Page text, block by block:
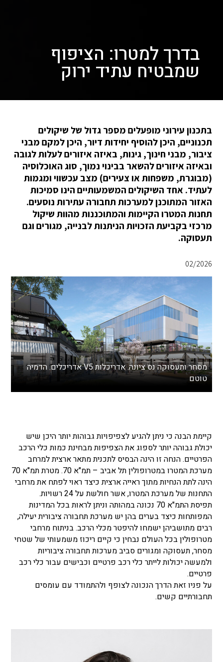
בדרך למטרו: הציפוף
שמבטיח עתיד ירוק
בתכנון עירוני מופעלים מספר גדול של שיקולים
תכנוניים, היכן להוסיף יחידות דיור, היכן למקם מבני
ציבור, מבני חינוך, גינות, באיזה איזורים לעלות לגובה
ובאיזה איזורים להשאר בבינוי נמוך, סוג האוכלוסיה
(מבוגרת, משפחות או צעירים) מצב עכשווי ומגמות
לעתיד. אחד השיקולים המשמעותיים הינו סמיכות
האזור המתוכנן למערכות תחבורה עתירות נוסעים.
תחנות המטרו הקיימות והמתוכננות מהוות שיקול
מרכזי בקביעת הזכויות הניתנות לבנייה, מגורים וגם
תעסוקה.
02/2026
מסחר ותעסוקה נס ציונה. אדריכלות V5 אדריכלים. הדמיה
טוטם
קיימת הבנה כי ניתן להגיע לצפיפויות גבוהות יותר היכן שיש
יכולת גבוהה יותר לספוג את הצפיפות מבחינת כמות כלי הרכב
הפרטיים. הנחה זו הינה הבסיס לתכנית מתאר ארצית למרחב
מערכת המטרו במטרופולין תל אביב – תמ"א 70. מטרת תמ"א 70
הינה לתת הנחיות מתוך ראייה ארצית כיצד ראוי לפתח את מרחבי
התחנות של מערכת המטרו, אשר חולשת על 24 רשויות.
תפיסת התמ"א 70 נכונה במהותה וניתן לראות בכל המדינות
המפותחות כיצד בערים בהן יש מערכת תחבורה ציבורית יעילה,
רבים מתושביהן ישמחו להיפטר מכלי הרכב. בניתוח מרחבי
מטרופולין בכל העולם נבחין כי קיים ריכוז משמעותי של שטחי
מסחר, תעסוקה ומגורים סביב מערכות תחבורה ציבוריות
ולמעשה יכולות לייתר כלי רכב פרטיים וכבישים עבור כלי רכב
פרטיים.
על פניו זאת הדרך הנכונה לצופף ולהתמודד עם עומסים
תחבורתיים קשים.